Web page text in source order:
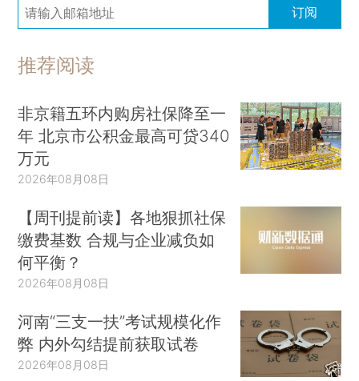
订阅
推荐阅读
非京籍五环内购房社保降至一
年 北京市公积金最高可贷340
万元
2026年08月08日
【周刊提前读】各地狠抓社保
缴费基数 合规与企业减负如
何平衡？
2026年08月08日
河南“三支一扶”考试规模化作
弊 内外勾结提前获取试卷
2026年08月08日